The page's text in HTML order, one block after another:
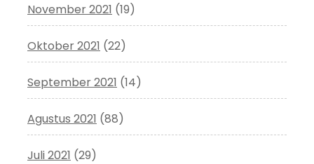
November 2021 (19)
Oktober 2021 (22)
September 2021 (14)
Agustus 2021 (88)
Juli 2021 (29)